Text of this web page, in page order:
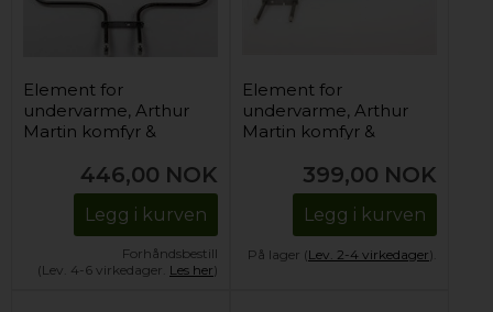
Element for
undervarme, Arthur
Martin komfyr &
230V/1000W
446,00 NOK
Legg i kurven
Forhåndsbestill
(Lev. 4-6 virkedager. Les her)
Element for
undervarme, Arthur
Martin komfyr &
399,00 NOK
Legg i kurven
På lager (Lev. 2-4 virkedager).